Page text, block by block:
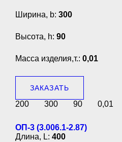
Ширина, b: 300
Высота, h: 90
Масса изделия,т.: 0,01
ЗАКАЗАТЬ
200 300 90 0,01
ОП-3 (3.006.1-2.87)
Длина, L: 400